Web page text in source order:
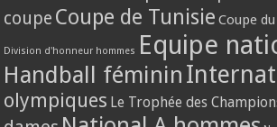
coupe Coupe de Tunisie Coupe
Division d'honneur hommes Equipe
Handball féminin
olympiques Le Trophée des